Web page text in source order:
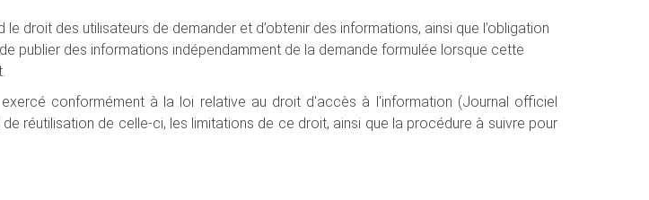
droit des utilisateurs de demander et d’obtenir des informations, ainsi que l’obligation
publier des informations indépendamment de la demande formulée lorsque cette
conformément à la loi relative au droit d'accès à l'information (Journal officiel
réutilisation de celle-ci, les limitations de ce droit, ainsi que la procédure à suivre pour